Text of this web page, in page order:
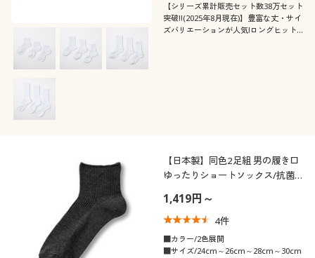
【シリーズ累計販売セット数38万セット
突破!!(2025年8月現在)】豊富な丈・サイ
ズバリエーションが人気!ロングヒット
【日本製】同色2足組 男の履き口
ゆったりショートソックス/抗菌
1,419円～
4件
■カラー/2色展開
■サイズ/24cm～26cm～28cm～30cm